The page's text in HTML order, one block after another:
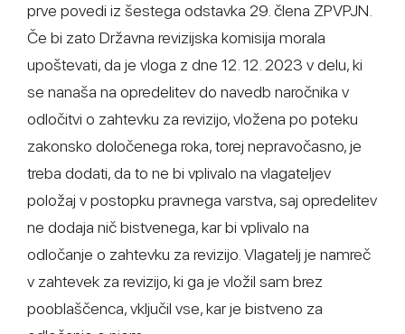
prve povedi iz šestega odstavka 29. člena ZPVPJN.
Če bi zato Državna revizijska komisija morala
upoštevati, da je vloga z dne 12. 12. 2023 v delu, ki
se nanaša na opredelitev do navedb naročnika v
odločitvi o zahtevku za revizijo, vložena po poteku
zakonsko določenega roka, torej nepravočasno, je
treba dodati, da to ne bi vplivalo na vlagateljev
položaj v postopku pravnega varstva, saj opredelitev
ne dodaja nič bistvenega, kar bi vplivalo na
odločanje o zahtevku za revizijo. Vlagatelj je namreč
v zahtevek za revizijo, ki ga je vložil sam brez
pooblaščenca, vključil vse, kar je bistveno za